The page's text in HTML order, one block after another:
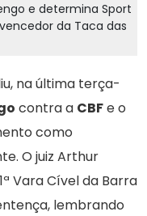
e determina Sport
da Taca das
na última terça-
contra a CBFe o
como
O juiz Arthur
Vara Cível da Barra
lembrando